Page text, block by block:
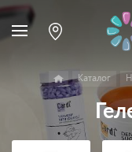
Каталог